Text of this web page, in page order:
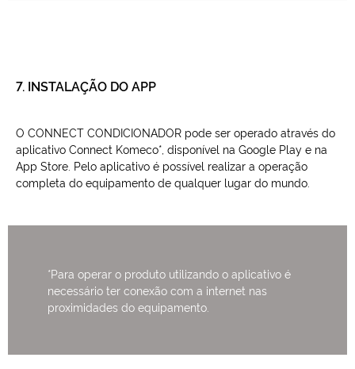
7. INSTALAÇÃO DO APP
O CONNECT CONDICIONADOR pode ser operado através do
aplicativo Connect Komeco*, disponível na Google Play e na
App Store. Pelo aplicativo é possível realizar a operação
completa do equipamento de qualquer lugar do mundo.
*Para operar o produto utilizando o aplicativo é
necessário ter conexão com a internet nas
proximidades do equipamento.